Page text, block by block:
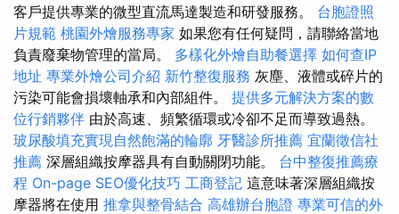
客戶提供專業的微型直流馬達製造和研發服務。 台胞證照
片規範 桃園外燴服務專家 如果您有任何疑問，請聯絡當地
負責廢棄物管理的當局。 多樣化外燴自助餐選擇 如何查IP
地址 專業外燴公司介紹 新竹整復服務 灰塵、液體或碎片的
污染可能會損壞軸承和內部組件。 提供多元解決方案的數
位行銷夥伴 由於高速、頻繁循環或冷卻不足而導致過熱。
玻尿酸填充實現自然飽滿的輪廓 牙醫診所推薦 宜蘭徵信社
推薦 深層組織按摩器具有自動關閉功能。 台中整復推薦療
程 On-page SEO優化技巧 工商登記 這意味著深層組織按
摩器將在使用 推拿與整骨結合 高雄辦台胞證 專業可信的外